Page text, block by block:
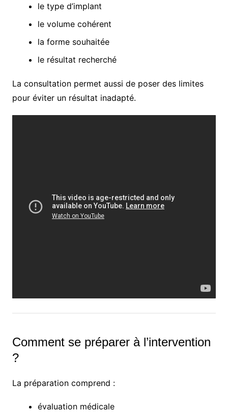
le type d’implant
le volume cohérent
la forme souhaitée
le résultat recherché
La consultation permet aussi de poser des limites
pour éviter un résultat inadapté.
Comment se préparer à l’intervention
?
La préparation comprend :
évaluation médicale